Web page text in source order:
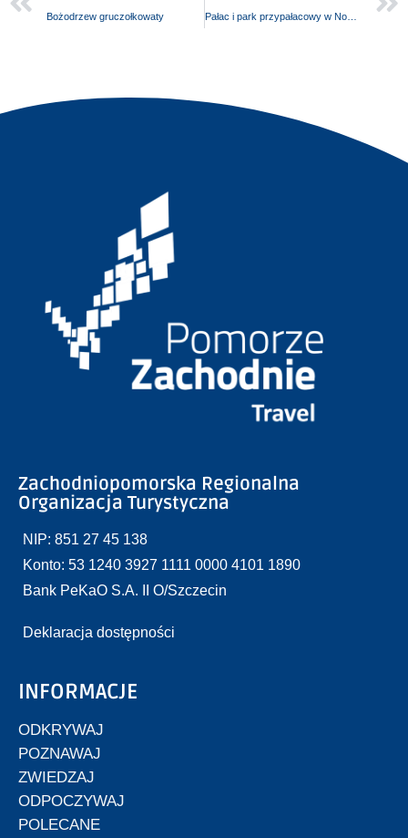
Bożodrzew gruczołkowaty Pałac i park przypałacowy w Nowym Ludzicku
Zachodniopomorska Regionalna
Organizacja Turystyczna
NIP: 851 27 45 138
Konto: 53 1240 3927 1111 0000 4101 1890
Bank PeKaO S.A. II O/Szczecin
Deklaracja dostępności
INFORMACJE
ODKRYWAJ
POZNAWAJ
ZWIEDZAJ
ODPOCZYWAJ
POLECANE